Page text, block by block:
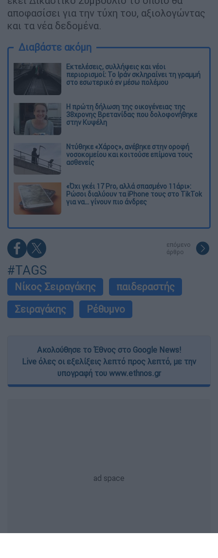
αποφασίσει για την τύχη του, αξιολογώντας
και τα νέα δεδομένα.
Διαβάστε ακόμη
Εκτελέσεις, συλλήψεις και νέοι
περιορισμοί: Το Ιράν σκληραίνει τη γραμμή
στο εσωτερικό εν μέσω πολέμου
Η πρώτη δήλωση της οικογένειας της
38χρονης Βρετανίδας που δολοφονήθηκε
στην Κυψέλη
Ντύθηκε «Χάρος», ανέβηκε στην οροφή
νοσοκομείου και κοιτούσε επίμονα τους
ασθενείς
«Όχι γκέι 17 Pro, αλλά σπασμένο 11άρι»:
Ρώσοι διαλύουν τα iPhone τους στο TikTok
για να... γίνουν πιο άνδρες
επόμενο
άρθρο
#TAGS
Νίκος Σειραγάκης
παιδεραστής
Σειραγάκης
Ρέθυμνο
Ακολούθησε το Έθνος στο Google News!
Live όλες οι εξελίξεις λεπτό προς λεπτό, με την
υπογραφή του www.ethnos.gr